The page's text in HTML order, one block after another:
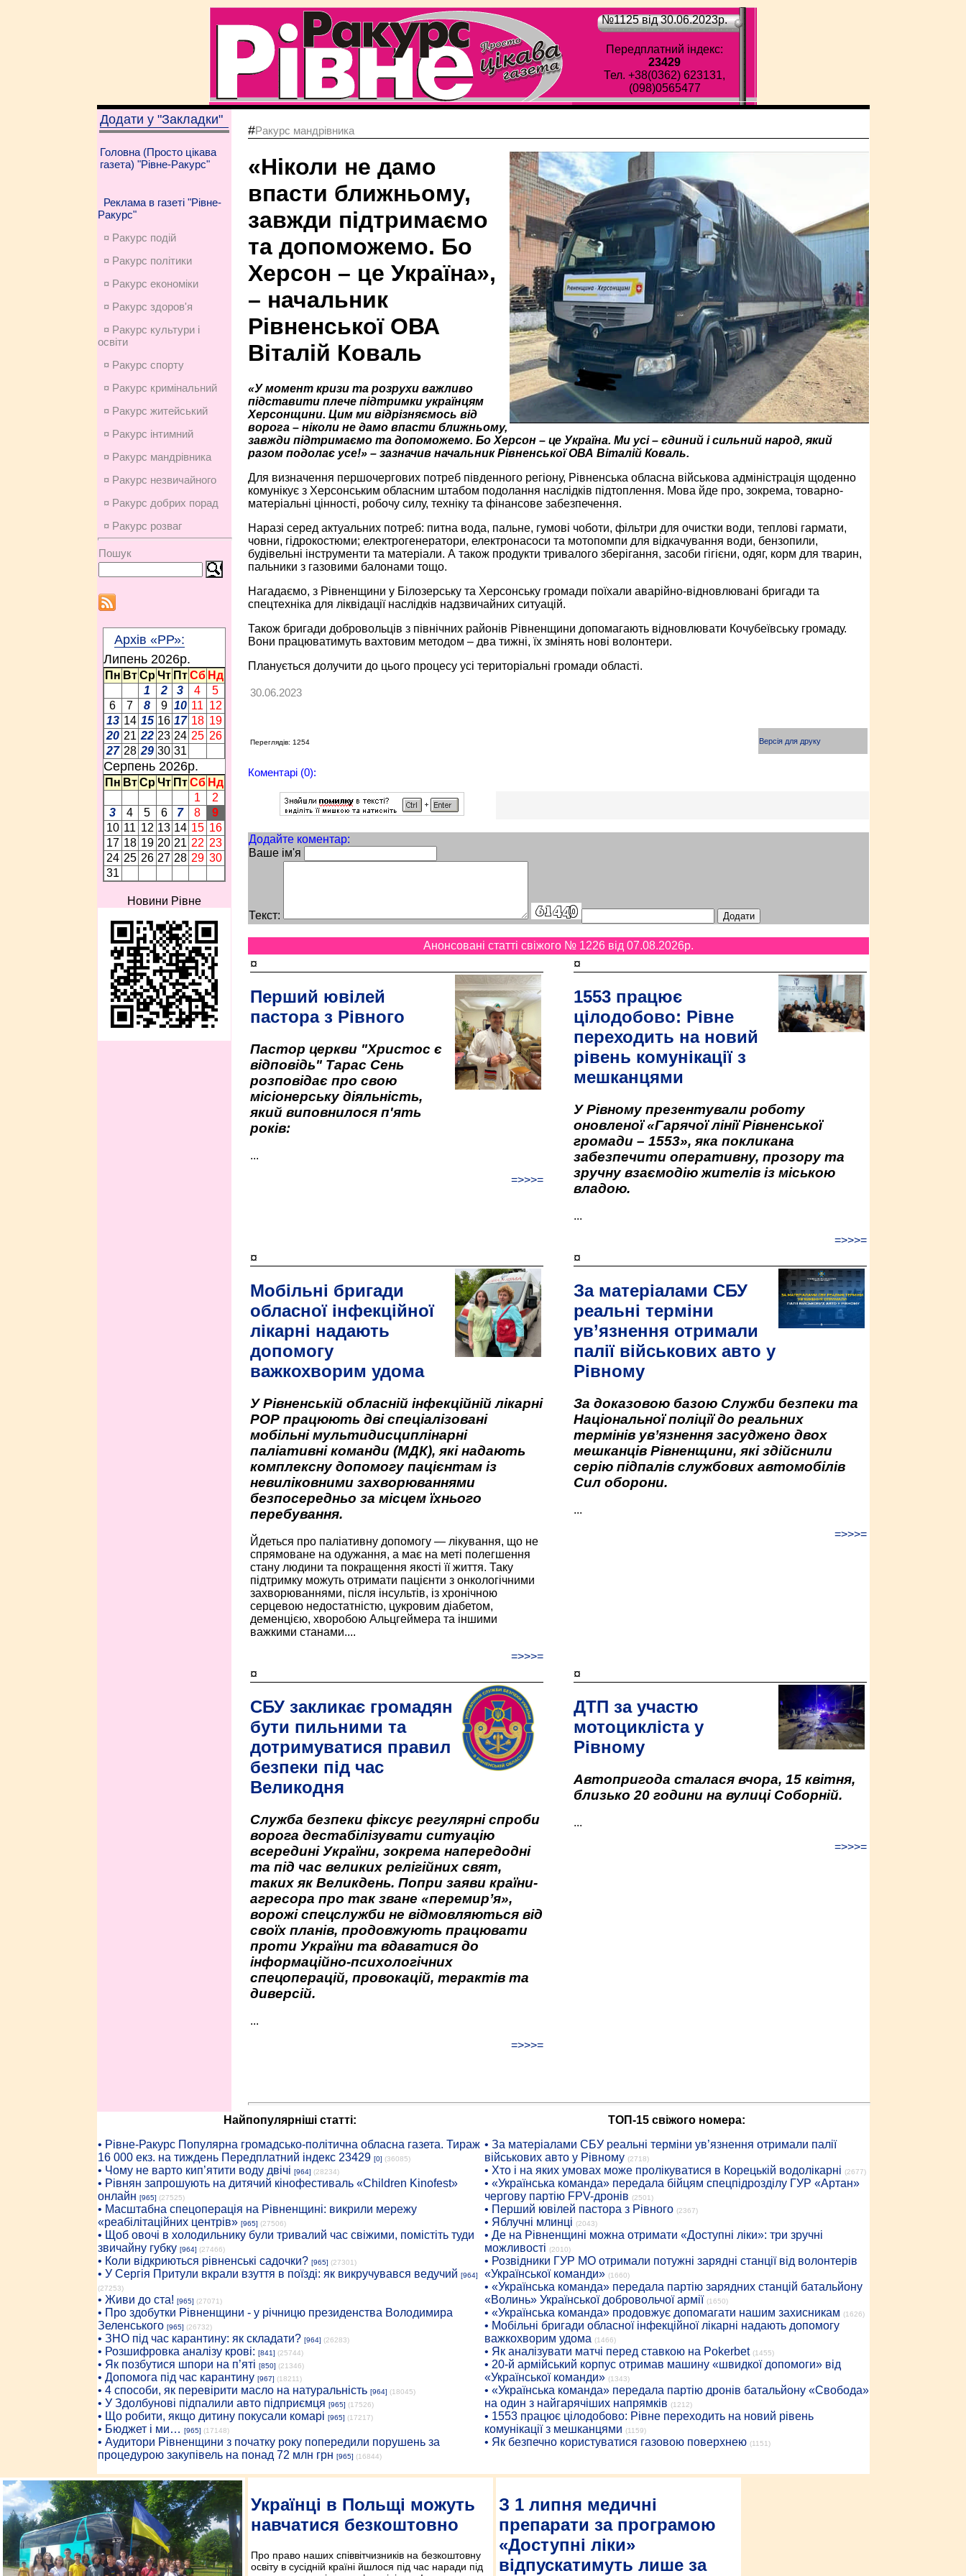
№1125 від 30.06.2023p.
Передплатний індекс:
23429
Тел. +38(0362) 623131,
(098)0565477
Додати у "Закладки"
Головна (Просто цікава
газета) "Рівне-Ракурс"
Реклама в газеті "Рівне-
Ракурс"
¤ Ракурс подій
¤ Ракурс політики
¤ Ракурс економiки
¤ Ракурс здоров'я
¤ Ракурс культури і
освіти
¤ Ракурс спорту
¤ Ракурс кримінальний
¤ Ракурс житейський
¤ Ракурс інтимний
¤ Ракурс мандрівника
¤ Ракурс незвичайного
¤ Ракурс добрих порад
¤ Ракурс розваг
Пошук
Архів «РР»:
Липень 2026p.
Пн Вт Ср Чт Пт Сб Нд
1
2 3 4
5
6
7 8 9 10 11 12
13 14 15 16 17 18 19
20 21 22 23 24 25 26
27 28 29 30 31
Серпень 2026p.
Пн Вт Ср Чт Пт Сб Нд
1
2
3
4 5 6 7 8
9
10 11 12 13 14 15 16
17 18 19 20 21 22 23
24 25 26 27 28 29 30
31
Новини Рівне
#Ракурс мандрівника
«Ніколи не дамо
впасти ближньому,
завжди підтримаємо
та допоможемо. Бо
Херсон – це Україна»,
– начальник
Рівненської ОВА
Віталій Коваль
«У момент кризи та розрухи важливо
підставити плече підтримки українцям
Херсонщини. Цим ми відрізняємось від
ворога – ніколи не дамо впасти ближньому,
завжди підтримаємо та допоможемо. Бо Херсон – це Україна. Ми усі – єдиний і сильний народ, який
разом подолає усе!» – зазначив начальник Рівненської ОВА Віталій Коваль.
Для визначення першочергових потреб південного регіону, Рівненська обласна військова адміністрація щоденно
комунікує з Херсонським обласним штабом подолання наслідків підтоплення. Мова йде про, зокрема, товарно-
матеріальні цінності, робочу силу, техніку та фінансове забезпечення.
Наразі серед актуальних потреб: питна вода, пальне, гумові чоботи, фільтри для очистки води, теплові гармати,
човни, гідрокостюми; електрогенератори, електронасоси та мотопомпи для відкачування води, бензопили,
будівельні інструменти та матеріали. А також продукти тривалого зберігання, засоби гігієни, одяг, корм для тварин,
пальники з газовими балонами тощо.
Нагадаємо, з Рівненщини у Білозерську та Херсонську громади поїхали аварійно-відновлювані бригади та
спецтехніка для ліквідації наслідків надзвичайних ситуацій.
Також бригади добровольців з північних районів Рівненщини допомагають відновлювати Кочубеївську громаду.
Вони працюватимуть вахтовим методом – два тижні, їх змінять нові волонтери.
Планується долучити до цього процесу усі територіальні громади області.
30.06.2023
Переглядів: 1254 Версія для друку
Коментарі (0):
Додайте коментар:
Ваше ім'я
Текст:
Анонсовані статті свіжого № 1226 від 07.08.2026p.
¤
Перший ювілей
пастора з Рівного
Пастор церкви "Христос є
відповідь" Тарас Сень
розповідає про свою
місіонерську діяльність,
який виповнилося п'ять
років:
...
=>>>=
¤
1553 працює
цілодобово: Рівне
переходить на новий
рівень комунікації з
мешканцями
У Рівному презентували роботу
оновленої «Гарячої лінії Рівненської
громади – 1553», яка покликана
забезпечити оперативну, прозору та
зручну взаємодію жителів із міською
владою.
...
=>>>=
¤
Мобільні бригади
обласної інфекційної
лікарні надають
допомогу
важкохворим удома
У Рівненській обласній інфекційній лікарні
РОР працюють дві спеціалізовані
мобільні мультидисциплінарні
паліативні команди (МДК), які надають
комплексну допомогу пацієнтам із
невиліковними захворюваннями
безпосередньо за місцем їхнього
перебування.
Йдеться про паліативну допомогу — лікування, що не
спрямоване на одужання, а має на меті полегшення
стану людини та покращення якості її життя. Таку
підтримку можуть отримати пацієнти з онкологічними
захворюваннями, після інсультів, із хронічною
серцевою недостатністю, цукровим діабетом,
деменцією, хворобою Альцгеймера та іншими
важкими станами....
=>>>=
¤
За матеріалами СБУ
реальні терміни
ув’язнення отримали
палії військових авто у
Рівному
За доказовою базою Служби безпеки та
Національної поліції до реальних
термінів ув’язнення засуджено двох
мешканців Рівненщини, які здійснили
серію підпалів службових автомобілів
Сил оборони.
...
=>>>=
¤
СБУ закликає громадян
бути пильними та
дотримуватися правил
безпеки під час
Великодня
Служба безпеки фіксує регулярні спроби
ворога дестабілізувати ситуацію
всередині України, зокрема напередодні
та під час великих релігійних свят,
таких як Великдень. Попри заяви країни-
агресора про так зване «перемир’я»,
ворожі спецслужби не відмовляються від
своїх планів, продовжують працювати
проти України та вдаватися до
інформаційно-психологічних
спецоперацій, провокацій, терактів та
диверсій.
...
=>>>=
¤
ДТП за участю
мотоцикліста у
Рівному
Автопригода сталася вчора, 15 квітня,
близько 20 години на вулиці Соборній.
...
=>>>=
Найпопулярніші статті:
• Рiвне-Ракурс Популярна громадсько-політична обласна газета. Тираж
16 000 екз. на тиждень Передплатний індекс 23429 [0] (36085)
• Чому не варто кип’ятити воду двічі [964] (28234)
• Рівнян запрошують на дитячий кінофестиваль «Children Kinofest»
онлайн [965] (27525)
• Масштабна спецоперація на Рівненщині: викрили мережу
«реабілітаційних центрів» [965] (27506)
• Щоб овочі в холодильнику були тривалий час свіжими, помістіть туди
звичайну губку [964] (27466)
• Коли відкриються рівненські садочки? [965] (27301)
• У Сергія Притули вкрали взуття в поїзді: як викручувався ведучий [964]
(27253)
• Живи до ста! [965] (27071)
• Про здобутки Рівненщини - у річницю президенства Володимира
Зеленського [965] (26732)
• ЗНО під час карантину: як складати? [964] (26283)
• Розшифровка аналізу крові: [841] (25744)
• Як позбутися шпори на п’яті [850] (21346)
• Допомога під час карантину [967] (18211)
• 4 способи, як перевірити масло на натуральність [964] (18045)
• У Здолбунові підпалили авто підприємця [965] (17526)
• Що робити, якщо дитину покусали комарі [965] (17217)
• Бюджет і ми… [965] (17148)
• Аудитори Рівненщини з початку року попередили порушень за
процедурою закупівель на понад 72 млн грн [965] (16844)
ТОП-15 свіжого номера:
• За матеріалами СБУ реальні терміни ув’язнення отримали палії
військових авто у Рівному (2718)
• Хто і на яких умовах може пролікуватися в Корецькій водолікарні (2677)
• «Українська команда» передала бійцям спецпідрозділу ГУР «Артан»
чергову партію FPV-дронів (2501)
• Перший ювілей пастора з Рівного (2367)
• Яблучні млинці (2043)
• Де на Рівненщині можна отримати «Доступні ліки»: три зручні
можливості (2010)
• Розвідники ГУР МО отримали потужні зарядні станції від волонтерів
«Української команди» (1660)
• «Українська команда» передала партію зарядних станцій батальйону
«Волинь» Української добровольчої армії (1650)
• «Українська команда» продовжує допомагати нашим захисникам (1626)
• Мобільні бригади обласної інфекційної лікарні надають допомогу
важкохворим удома (1466)
• Як аналізувати матчі перед ставкою на Pokerbet (1455)
• 20-й армійський корпус отримав машину «швидкої допомоги» від
«Української команди» (1343)
• «Українська команда» передала партію дронів батальйону «Свобода»
на один з найгарячіших напрямків (1212)
• 1553 працює цілодобово: Рівне переходить на новий рівень
комунікації з мешканцями (1159)
• Як безпечно користуватися газовою поверхнею (1151)
Українці в Польщі можуть
навчатися безкоштовно
Про право наших співвітчизників на безкоштовну
освіту в сусідній країні йшлося під час наради під
З 1 липня медичні
препарати за програмою
«Доступні ліки»
відпускатимуть лише за